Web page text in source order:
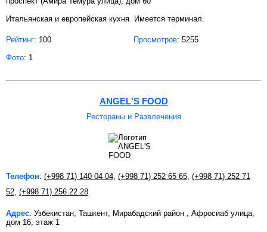
Итальянская и европейская кухня. Имеется терминал.
Рейтинг: 100 Просмотров: 5255
Фото: 1
ANGEL'S FOOD
Рестораны и Развлечения
Телефон: (+998 71) 140 04 04, (+998 71) 252 65 65, (+998 71) 252 71
52, (+998 71) 256 22 28
Адрес: Узбекистан, Ташкент, Мирабадский район , Афросиаб улица,
дом 16, этаж 1